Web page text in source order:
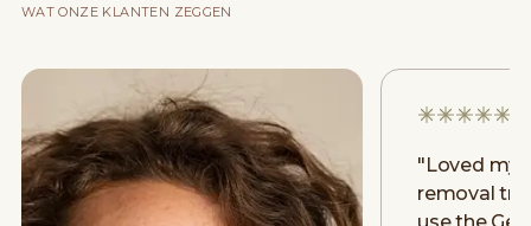
WAT ONZE KLANTEN ZEGGEN
"Loved my
removal